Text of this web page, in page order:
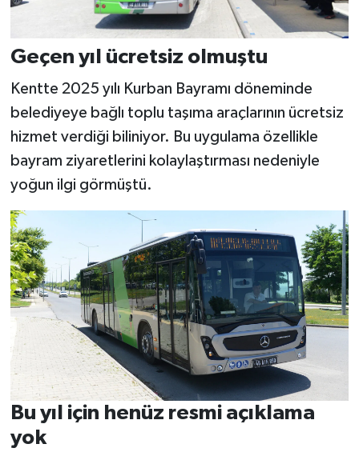
Geçen yıl ücretsiz olmuştu
Kentte 2025 yılı Kurban Bayramı döneminde
belediyeye bağlı toplu taşıma araçlarının ücretsiz
hizmet verdiği biliniyor. Bu uygulama özellikle
bayram ziyaretlerini kolaylaştırması nedeniyle
yoğun ilgi görmüştü.
Bu yıl için henüz resmi açıklama
yok